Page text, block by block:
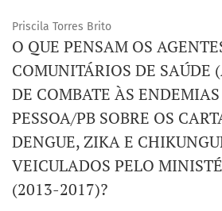
Priscila Torres Brito
O QUE PENSAM OS
COMUNITÁRIOS DE SAÚDE
DE COMBATE ÀS
PESSOA/PB SOBRE OS
DENGUE, ZIKA E
VEICULADOS PELO
(2013-2017)?